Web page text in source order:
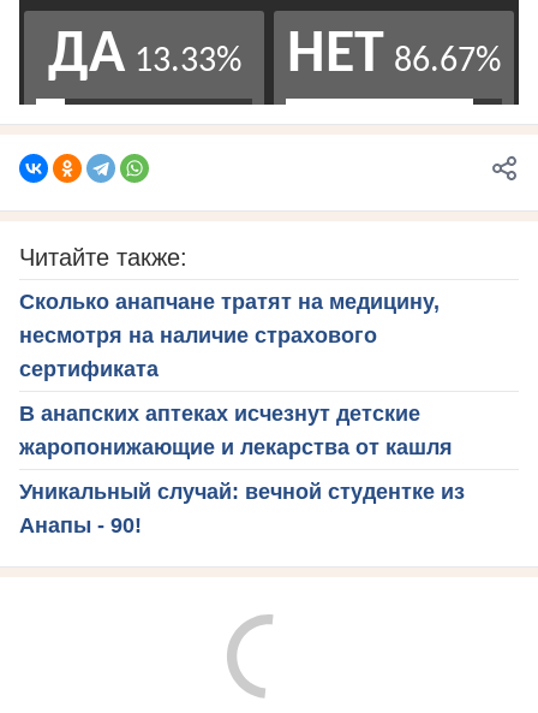
Читайте также:
Сколько анапчане тратят на медицину,
несмотря на наличие страхового
сертификата
В анапских аптеках исчезнут детские
жаропонижающие и лекарства от кашля
Уникальный случай: вечной студентке из
Анапы - 90!